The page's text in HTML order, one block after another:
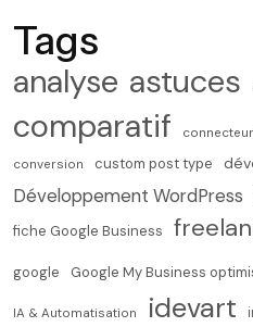
Tags
analyse astuces
comparatif
conversion
custom post type
Développement WordPress
fiche Google Business
google Google My Business
IA & Automatisation idevart